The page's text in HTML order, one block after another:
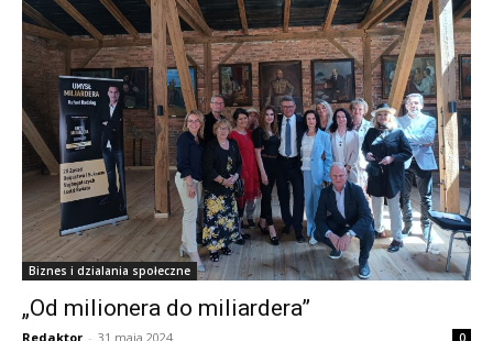
Biznes i dzialania społeczne
„Od milionera do miliardera”
Redaktor - 31 maja 2024 0